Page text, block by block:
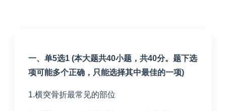
一、单5选1 (本大题共40小题，共40分。题下选
项可能多个正确，只能选择其中最佳的一项)
1.横突骨折最常见的部位